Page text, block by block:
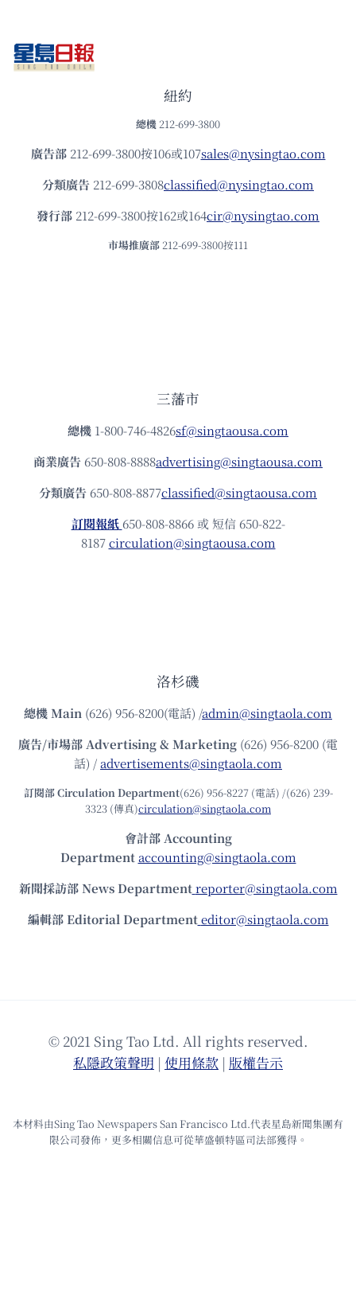
紐約
總機 212-699-3800
廣告部212-699-3800按106或107sales@nysingtao.com
分類廣告 212-699-3808classified@nysingtao.com
發⾏部 212-699-3800按162或164cir@nysingtao.com
市場推廣部 212-699-3800按111
三藩市
總機 1-800-746-4826sf@singtaousa.com
商業廣告 650-808-8888advertising@singtaousa.com
分類廣告 650-808-8877classified@singtaousa.com
訂閱報紙 650-808-8866 或 短信 650-822-
8187circulation@singtaousa.com
洛杉磯
總機Main (626) 956-8200(電話) /admin@singtaola.com
廣告/市場部Advertising & Marketing (626) 956-8200 (電
話) /advertisements@singtaola.com
訂閱部 Circulation Department(626) 956-8227 (電話) /(626) 239-
3323 (傳真)circulation@singtaola.com
會計部 Accounting
Department accounting@singtaola.com
新聞採訪部 News Department reporter@singtaola.com
編輯部 Editorial Department editor@singtaola.com
© 2021 Sing Tao Ltd. All rights reserved.
私隱政策聲明 | 使⽤條款 | 版權告⽰
本材料由Sing Tao Newspapers San Francisco Ltd.代表星島新聞集團有
限公司發佈，更多相關信息可從華盛頓特區司法部獲得。